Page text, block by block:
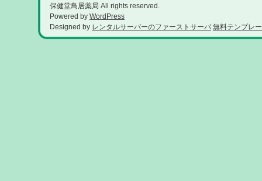
保健堂鳥居薬局 All rights reserved.
Powered by WordPress
Designed by レンタルサーバーのファーストサーバ 無料テンプレ